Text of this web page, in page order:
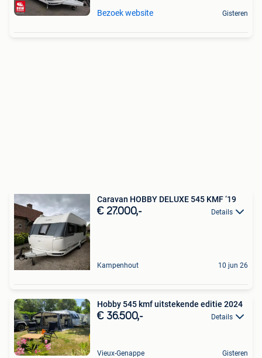
Bezoek website Gisteren
Caravan HOBBY DELUXE 545 KMF ‘19
€ 27.000,- Details
Kampenhout 10 jun 26
Hobby 545 kmf uitstekende editie 2024
€ 36.500,- Details
Vieux-Genappe Gisteren